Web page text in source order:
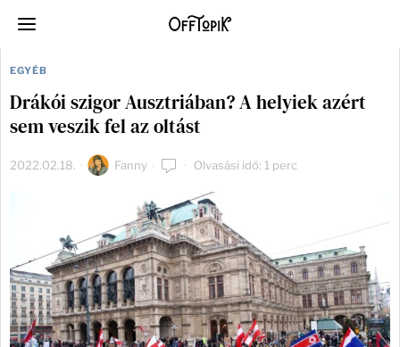
EGYÉB
Drákói szigor Ausztriában? A helyiek azért
sem veszik fel az oltást
2022.02.18. Fanny Olvasási idő: 1 perc